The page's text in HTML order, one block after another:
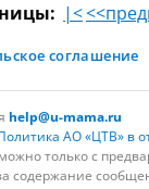
|<
соглашение
help@u-mama.ru
АО «ЦТВ» в
только с
содержание